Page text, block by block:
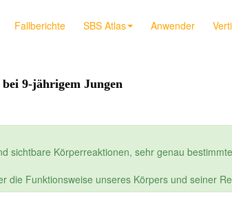
Fallberichte SBS Atlas Anwender
9-jährigem Jungen
sichtbare Körperreaktionen, sehr genau
die Funktionsweise unseres Körpers und seiner